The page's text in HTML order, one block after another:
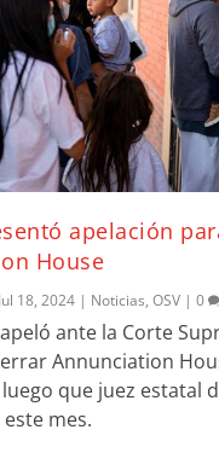
apelación
House
Jul 18, 2024 | Noticias,OSV |0
ante la Corte
Annunciation
luego que juez estatal
mes.